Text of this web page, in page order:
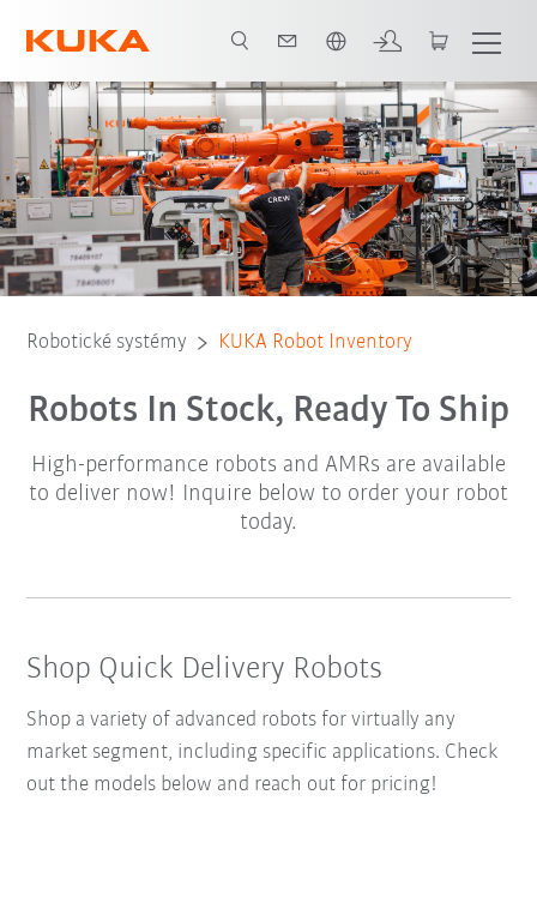
Robot Inventory
Robotické systémy KUKA Robot Inventory
Robots In Stock, Ready To Ship
High-performance robots and AMRs are available
to deliver now! Inquire below to order your robot
today.
Shop Quick Delivery Robots
Shop a variety of advanced robots for virtually any
market segment, including specific applications. Check
out the models below and reach out for pricing!